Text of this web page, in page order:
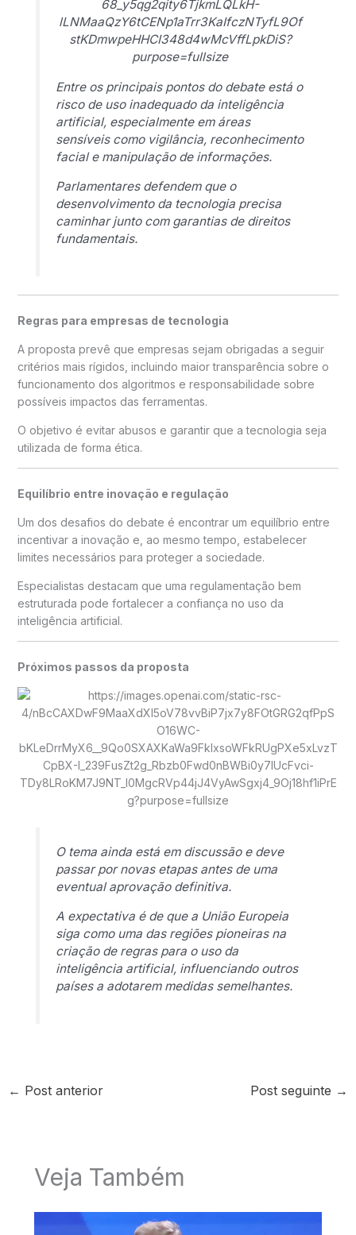
Entre os principais pontos do debate está o
risco de uso inadequado da inteligência
artificial, especialmente em áreas
sensíveis como vigilância, reconhecimento
facial e manipulação de informações.
Parlamentares defendem que o
desenvolvimento da tecnologia precisa
caminhar junto com garantias de direitos
fundamentais.
Regras para empresas de tecnologia
A proposta prevê que empresas sejam obrigadas a seguir
critérios mais rígidos, incluindo maior transparência sobre o
funcionamento dos algoritmos e responsabilidade sobre
possíveis impactos das ferramentas.
O objetivo é evitar abusos e garantir que a tecnologia seja
utilizada de forma ética.
Equilíbrio entre inovação e regulação
Um dos desafios do debate é encontrar um equilíbrio entre
incentivar a inovação e, ao mesmo tempo, estabelecer
limites necessários para proteger a sociedade.
Especialistas destacam que uma regulamentação bem
estruturada pode fortalecer a confiança no uso da
inteligência artificial.
Próximos passos da proposta
O tema ainda está em discussão e deve
passar por novas etapas antes de uma
eventual aprovação definitiva.
A expectativa é de que a União Europeia
siga como uma das regiões pioneiras na
criação de regras para o uso da
inteligência artificial, influenciando outros
países a adotarem medidas semelhantes.
← Post anterior Post seguinte →
Veja Também